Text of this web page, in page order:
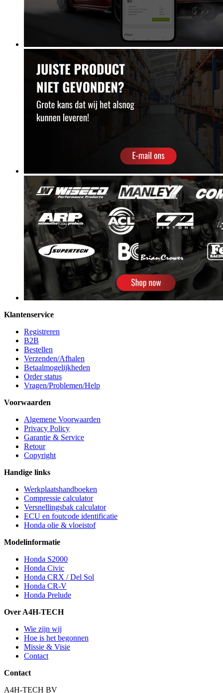
Klantenservice
Registreren
B2B
Bestellen
Verzenden/Afhalen
Betaalmogelijkheden
Order status
Vragen/Problemen/Help
Voorwaarden
Algemene Voorwaarden
Privacy Policy
Garantie & Service
Retour
Copyright
Handige links
Werkplaatshandboeken
Compressie calculator
Versnellingsbak calculator
ECU en foutcode identificatie
Honda olie & vloeistof
Modelinformatie
Honda S2000
Honda Civic
Honda CRX / Del Sol
Honda CR-V
Honda Prelude
Over A4H-TECH
Wie zijn wij
Hoe is het begonnen
Missie & Visie
Contact
Contact
A4H-TECH BV